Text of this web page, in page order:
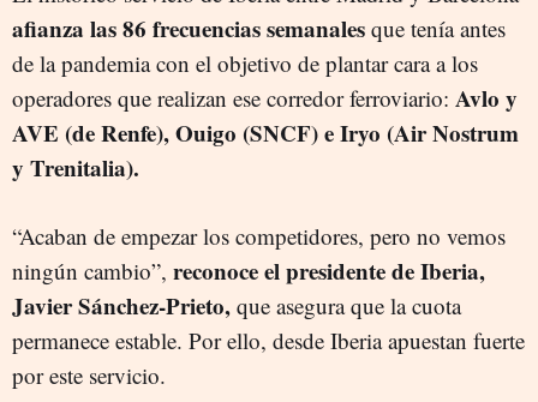
afianza las 86 frecuencias semanales que tenía antes
de la pandemia con el objetivo de plantar cara a los
operadores que realizan ese corredor ferroviario: Avlo y
AVE (de Renfe), Ouigo (SNCF) e Iryo (Air Nostrum
y Trenitalia).
“Acaban de empezar los competidores, pero no vemos
ningún cambio”, reconoce el presidente de Iberia,
Javier Sánchez-Prieto, que asegura que la cuota
permanece estable. Por ello, desde Iberia apuestan fuerte
por este servicio.